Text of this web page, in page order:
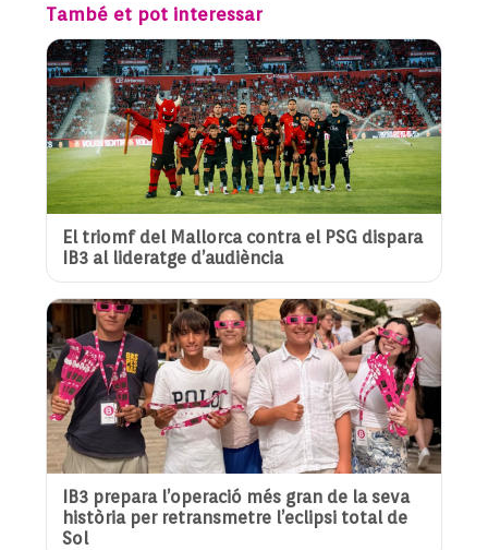
També et pot interessar
El triomf del Mallorca contra el PSG dispara
IB3 al lideratge d’audiència
IB3 prepara l’operació més gran de la seva
història per retransmetre l’eclipsi total de
Sol